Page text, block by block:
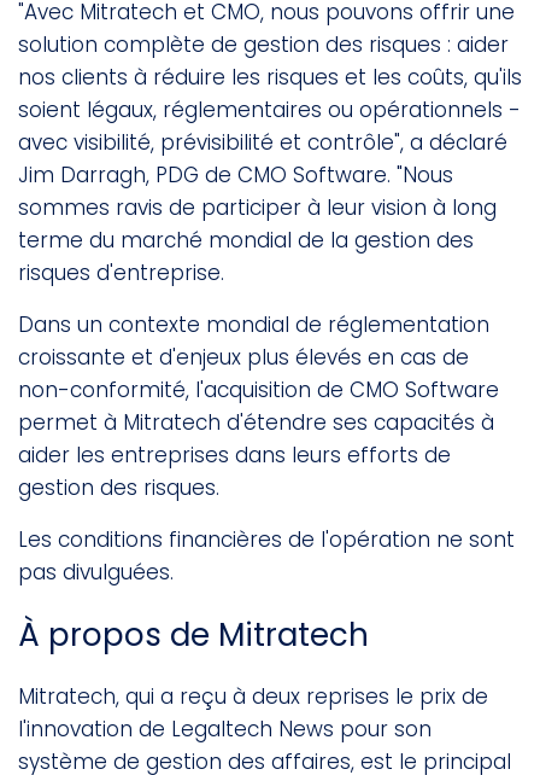
"Avec Mitratech et CMO, nous pouvons offrir une
solution complète de gestion des risques : aider
nos clients à réduire les risques et les coûts, qu'ils
soient légaux, réglementaires ou opérationnels -
avec visibilité, prévisibilité et contrôle", a déclaré
Jim Darragh, PDG de CMO Software. "Nous
sommes ravis de participer à leur vision à long
terme du marché mondial de la gestion des
risques d'entreprise.
Dans un contexte mondial de réglementation
croissante et d'enjeux plus élevés en cas de
non-conformité, l'acquisition de CMO Software
permet à Mitratech d'étendre ses capacités à
aider les entreprises dans leurs efforts de
gestion des risques.
Les conditions financières de l'opération ne sont
pas divulguées.
À propos de Mitratech
Mitratech, qui a reçu à deux reprises le prix de
l'innovation de Legaltech News pour son
système de gestion des affaires, est le principal